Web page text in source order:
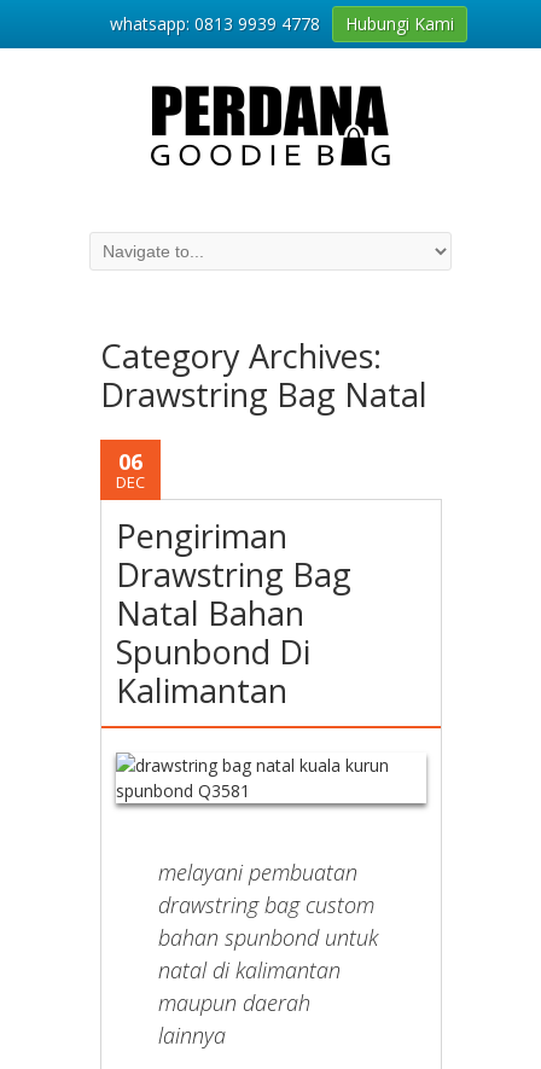
Category Archives:
Drawstring Bag Natal
06
DEC
Pengiriman
Drawstring Bag
Natal Bahan
Spunbond Di
Kalimantan
melayani pembuatan
drawstring bag custom
bahan spunbond untuk
natal di kalimantan
maupun daerah
lainnya
whatsapp: 0813 9939 4778 Hubungi Kami